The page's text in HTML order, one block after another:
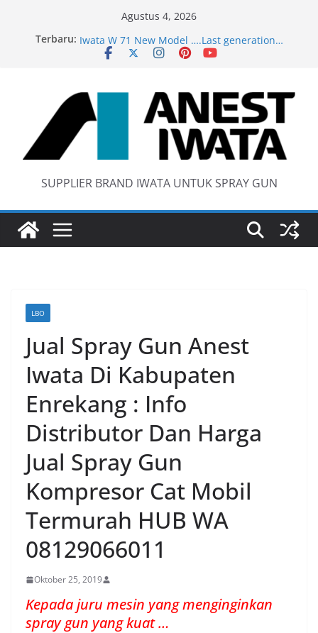
Agustus 4, 2026
Terbaru: anti static spray gun
Iwata W 71 New Model ….Last generation…
SUPPLIER BRAND IWATA UNTUK SPRAY GUN
LBO
Jual Spray Gun Anest
Iwata Di Kabupaten
Enrekang : Info
Distributor Dan Harga
Jual Spray Gun
Kompresor Cat Mobil
Termurah HUB WA
08129066011
Oktober 25, 2019
Kepada juru mesin yang menginginkan
spray gun yang kuat …